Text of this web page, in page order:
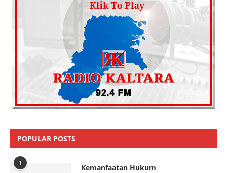
POPULAR POSTS
1 Kemanfaatan Hukum